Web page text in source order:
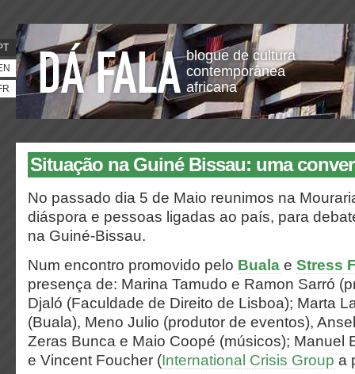
blogue de cultura
contemporânea
africana
Situação na Guiné Bissau: uma
No passado dia 5 de Maio reunimos na
diáspora e pessoas ligadas ao país, para
na Guiné-Bissau.
Num encontro promovido pelo Buala e Stress
presença de: Marina Tamudo e Ramon Sarró
Djaló (Faculdade de Direito de Lisboa); Marta
(Buala), Meno Julio (produtor de eventos),
Zeras Bunca e Maio Coopé (músicos); Manuel
e Vincent Foucher (International Crisis Group a